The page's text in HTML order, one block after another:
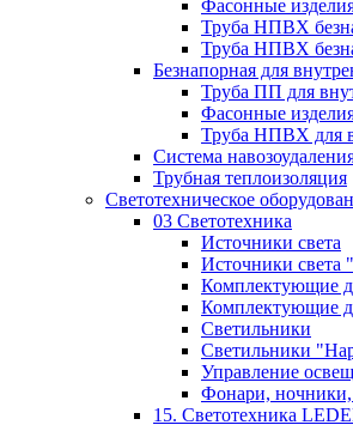
Фасонные
Труба НПВХ
Труба НПВХ
Безнапорная для
Труба ПП для
Фасонные
Труба НПВХ для
Система
Трубная теплоизоляция
Светотехническое
03 Светотехника
Источники света
Источники света
Комплектующие
Комплектующие
Светильники
Светильники
Управление
Фонари,
15. Светотехника